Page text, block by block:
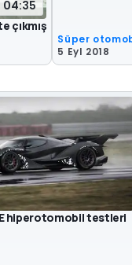
04:35
çıkmış
Süper
5 Eyl 2018
hiperotomobil testleri